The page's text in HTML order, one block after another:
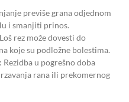
previše grana odjednom
i smanjiti prinos.
rez može dovesti do
koje su podložne bolestima.
: Rezidba u pogrešno doba
rana ili prekomernog